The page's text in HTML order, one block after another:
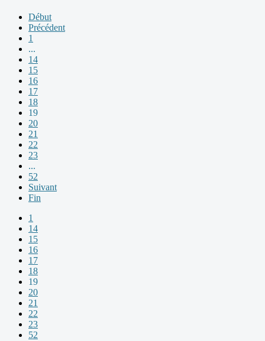
Début
Précédent
1
...
14
15
16
17
18
19
20
21
22
23
...
52
Suivant
Fin
1
14
15
16
17
18
19
20
21
22
23
52